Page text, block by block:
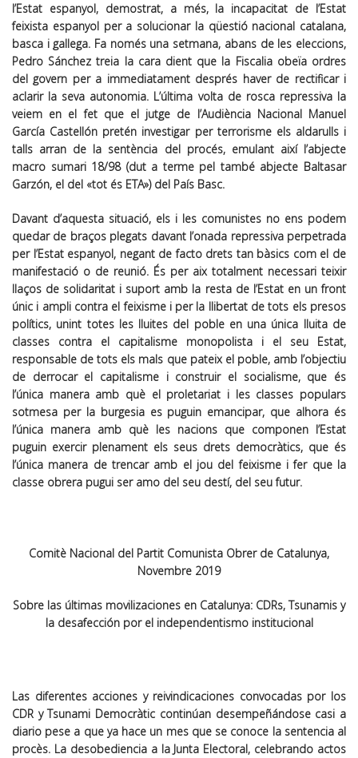
l’Estat espanyol, demostrat, a més, la incapacitat de l’Estat
feixista espanyol per a solucionar la qüestió nacional catalana,
basca i gallega. Fa només una setmana, abans de les eleccions,
Pedro Sánchez treia la cara dient que la Fiscalia obeïa ordres
del govern per a immediatament després haver de rectificar i
aclarir la seva autonomia. L’última volta de rosca repressiva la
veiem en el fet que el jutge de l’Audiència Nacional Manuel
García Castellón pretén investigar per terrorisme els aldarulls i
talls arran de la sentència del procés, emulant així l’abjecte
macro sumari 18/98 (dut a terme pel també abjecte Baltasar
Garzón, el del «tot és ETA») del País Basc.
Davant d’aquesta situació, els i les comunistes no ens podem
quedar de braços plegats davant l’onada repressiva perpetrada
per l’Estat espanyol, negant de facto drets tan bàsics com el de
manifestació o de reunió. És per aix totalment necessari teixir
llaços de solidaritat i suport amb la resta de l’Estat en un front
únic i ampli contra el feixisme i per la llibertat de tots els presos
polítics, unint totes les lluites del poble en una única lluita de
classes contra el capitalisme monopolista i el seu Estat,
responsable de tots els mals que pateix el poble, amb l’objectiu
de derrocar el capitalisme i construir el socialisme, que és
l’única manera amb què el proletariat i les classes populars
sotmesa per la burgesia es puguin emancipar, que alhora és
l’única manera amb què les nacions que componen l’Estat
puguin exercir plenament els seus drets democràtics, que és
l’única manera de trencar amb el jou del feixisme i fer que la
classe obrera pugui ser amo del seu destí, del seu futur.
Comitè Nacional del Partit Comunista Obrer de Catalunya,
Novembre 2019
Sobre las últimas movilizaciones en Catalunya: CDRs, Tsunamis y
la desafección por el independentismo institucional
Las diferentes acciones y reivindicaciones convocadas por los
CDR y Tsunami Democràtic continúan desempeñándose casi a
diario pese a que ya hace un mes que se conoce la sentencia al
procès. La desobediencia a la Junta Electoral, celebrando actos